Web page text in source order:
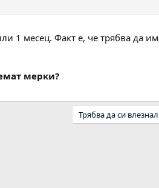
1 месец. Факт е, че трябва да
мерки?
Трябва да си